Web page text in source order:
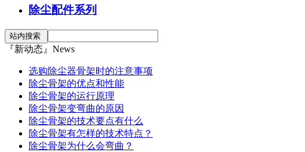
除尘配件系列
『新动态』News
选购除尘器骨架时的注意事项
除尘骨架的优点和性能
除尘骨架的运行原理
除尘骨架变弯曲的原因
除尘骨架的技术要点有什么
除尘骨架有怎样的技术特点？
除尘骨架为什么会弯曲？